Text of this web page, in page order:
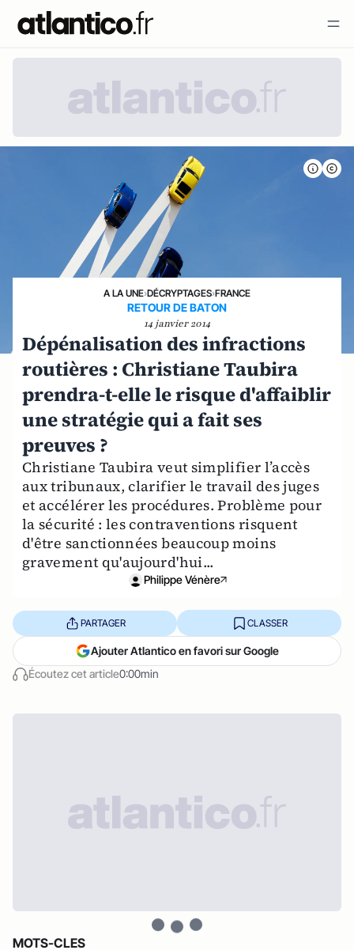
A LA UNE›DÉCRYPTAGES›FRANCE
RETOUR DE BATON
14 janvier 2014
Dépénalisation des infractions
routières : Christiane Taubira
prendra-t-elle le risque d'affaiblir
une stratégie qui a fait ses
preuves ?
Christiane Taubira veut simplifier l’accès
aux tribunaux, clarifier le travail des juges
et accélérer les procédures. Problème pour
la sécurité : les contraventions risquent
d'être sanctionnées beaucoup moins
gravement qu'aujourd'hui...
Philippe Vénère
Écoutez cet article0:00min
PARTAGER CLASSER
Ajouter Atlantico en favori sur Google
MOTS-CLES